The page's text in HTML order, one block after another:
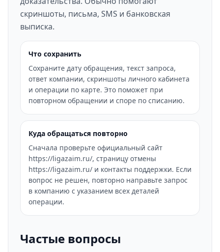
скриншоты, письма, SMS и банковская
выписка.
Что сохранить
Сохраните дату обращения, текст запроса,
ответ компании, скриншоты личного кабинета
и операции по карте. Это поможет при
повторном обращении и споре по списанию.
Куда обращаться повторно
Сначала проверьте официальный сайт
https://ligazaim.ru/, страницу отмены
https://ligazaim.ru/ и контакты поддержки. Если
вопрос не решен, повторно направьте запрос
в компанию с указанием всех деталей
операции.
Частые вопросы